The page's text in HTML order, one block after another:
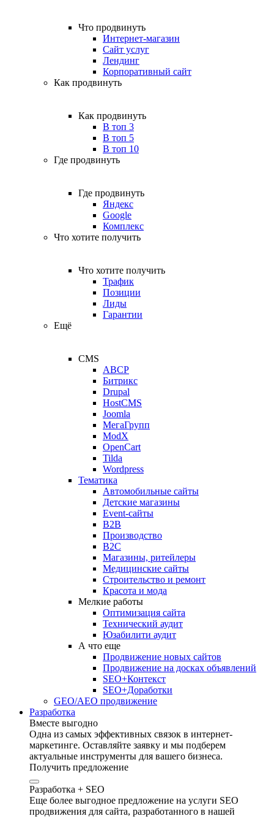
Что продвинуть
Интернет-магазин
Сайт услуг
Лендинг
Корпоративный сайт
Как продвинуть
Как продвинуть
В топ 3
В топ 5
В топ 10
Где продвинуть
Где продвинуть
Яндекс
Google
Комплекс
Что хотите получить
Что хотите получить
Трафик
Позиции
Лиды
Гарантии
Ещё
CMS
ABCP
Битрикс
Drupal
HostCMS
Joomla
МегаГрупп
ModX
OpenCart
Tilda
Wordpress
Тематика
Автомобильные сайты
Детские магазины
Event-сайты
B2B
Производство
B2C
Магазины, ритейлеры
Медицинские сайты
Строительство и ремонт
Красота и мода
Мелкие работы
Оптимизация сайта
Технический аудит
Юзабилити аудит
А что еще
Продвижение новых сайтов
Продвижение на досках объявлений
SEO+Контекст
SEO+Доработки
GEO/AEO продвижение
Разработка
Вместе выгодно
Одна из самых эффективных связок в интернет-
маркетинге. Оставляйте заявку и мы подберем
актуальные инструменты для вашего бизнеса.
Получить предложение
Разработка + SEO
Еще более выгодное предложение на услуги SEO
продвижения для сайта, разработанного в нашей